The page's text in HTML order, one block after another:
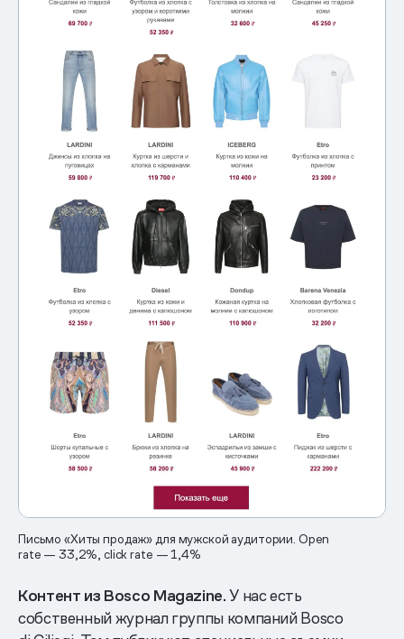
Письмо «Хиты продаж» для мужской аудитории. Open
rate — 33,2%, click rate — 1,4%
Контент из Bosco Magazine.У нас есть
собственный журнал группы компаний Bosco